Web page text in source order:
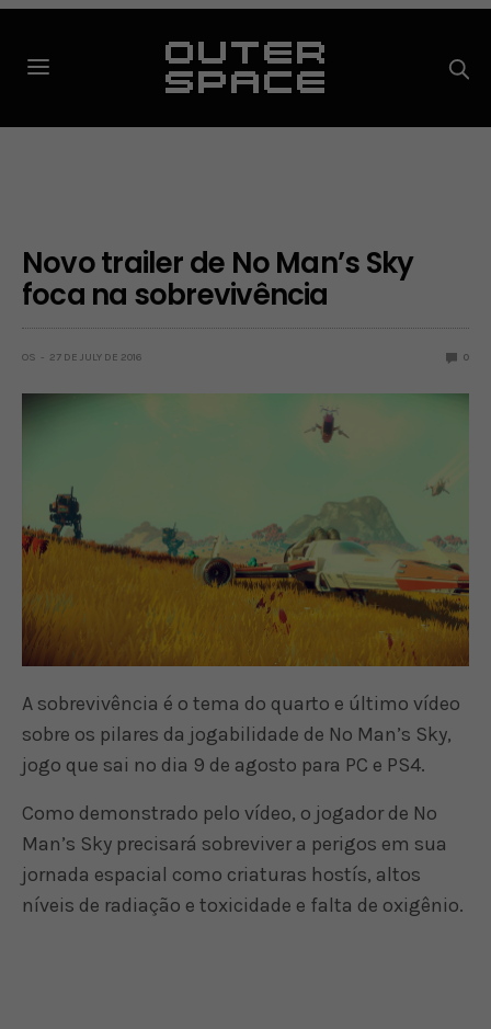
Novo trailer de No Man’s Sky
foca na sobrevivência
OS 27 DE JULY DE 2016 0
A sobrevivência é o tema do quarto e último vídeo
sobre os pilares da jogabilidade de No Man’s Sky,
jogo que sai no dia 9 de agosto para PC e PS4.
Como demonstrado pelo vídeo, o jogador de No
Man’s Sky precisará sobreviver a perigos em sua
jornada espacial como criaturas hostís, altos
níveis de radiação e toxicidade e falta de oxigênio.